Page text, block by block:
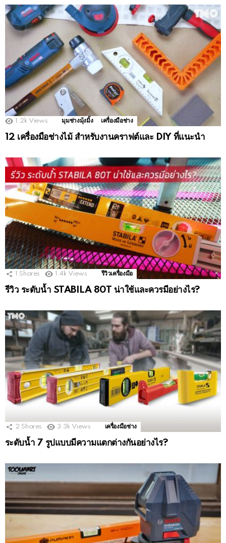
1.2k Views มุมช่างมุ้งมิ้ง เครื่องมือช่าง
12 เครื่องมือช่างไม้ สำหรับงานคราฟต์และ DIY ที่แนะนำ
Shares 1.4k Views รีวิวเครื่องมือ
รีวิว ระดับน้ำ STABILA 80T น่าใช้และควรมีอย่างไร?
2 Shares 3.3k Views เครื่องมือช่าง
ระดับน้ำ 7 รูปแบบมีความแตกต่างกันอย่างไร?